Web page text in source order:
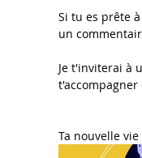
Si tu es prête
un
Je t'inviterai à
Ta nouvelle